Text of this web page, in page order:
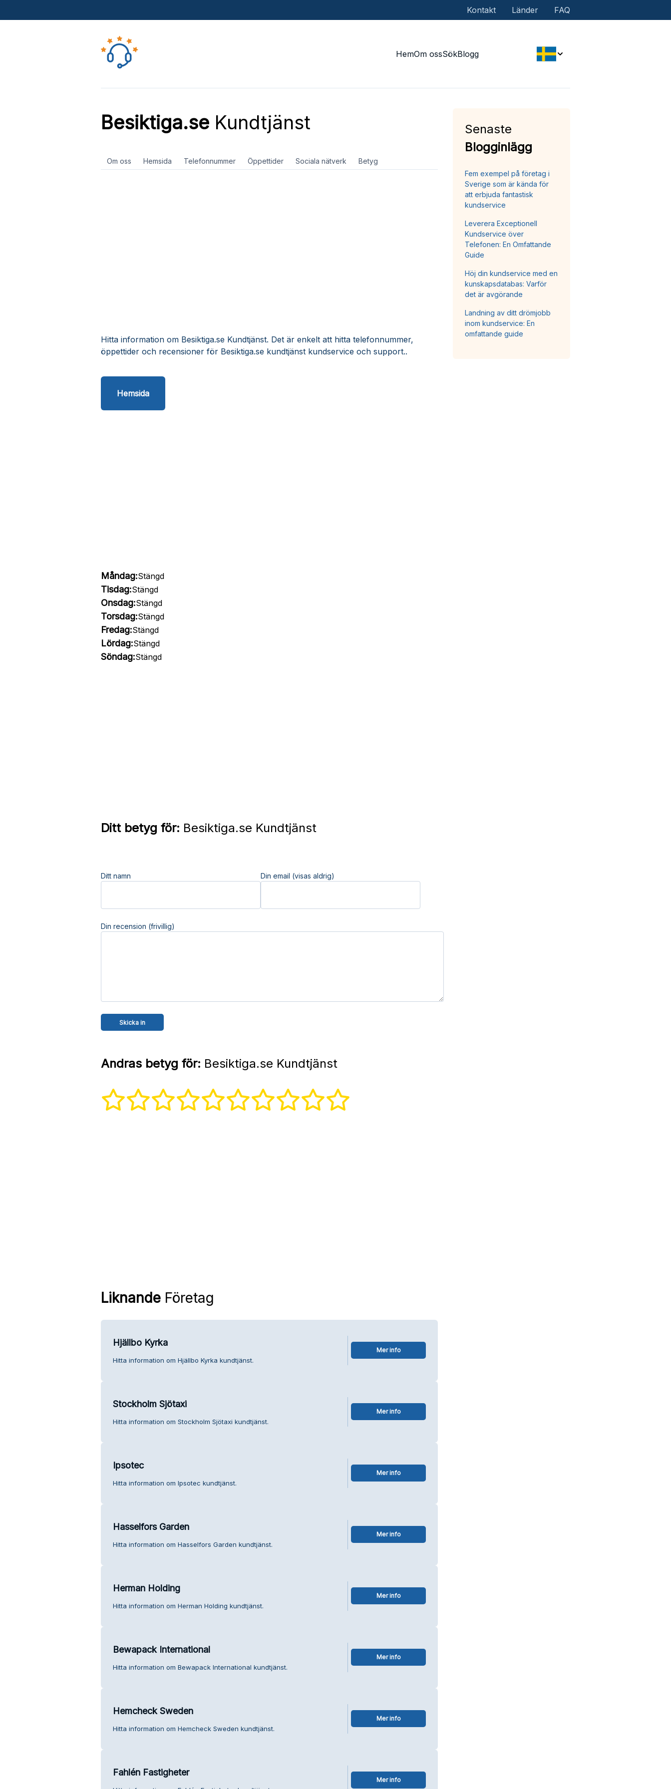
Kontakt Länder FAQ
HemOm ossSökBlogg
Besiktiga.seKundtjänst
Om oss Hemsida Telefonnummer Öppettider Sociala nätverk Betyg
Hitta information om Besiktiga.se Kundtjänst. Det är enkelt att hitta telefonnummer,
öppettider och recensioner för Besiktiga.se kundtjänst kundservice och support..
Hemsida
Måndag:Stängd
Tisdag:Stängd
Onsdag:Stängd
Torsdag:Stängd
Fredag:Stängd
Lördag:Stängd
Söndag:Stängd
Ditt betyg för: Besiktiga.se Kundtjänst
Ditt namn Din email (visas aldrig)
Din recension (frivillig)
Andras betyg för: Besiktiga.se Kundtjänst
LiknandeFöretag
Hjällbo Kyrka
Hitta information om Hjällbo Kyrka kundtjänst.
Mer info
Stockholm Sjötaxi
Hitta information om Stockholm Sjötaxi kundtjänst.
Mer info
Ipsotec
Hitta information om Ipsotec kundtjänst.
Mer info
Hasselfors Garden
Hitta information om Hasselfors Garden kundtjänst.
Mer info
Herman Holding
Hitta information om Herman Holding kundtjänst.
Mer info
Bewapack International
Hitta information om Bewapack International kundtjänst.
Mer info
Hemcheck Sweden
Hitta information om Hemcheck Sweden kundtjänst.
Mer info
Fahlén Fastigheter
Mer info
Senaste
Blogginlägg
Fem exempel på företag i
Sverige som är kända för
att erbjuda fantastisk
kundservice
Leverera Exceptionell
Kundservice över
Telefonen: En Omfattande
Guide
Höj din kundservice med en
kunskapsdatabas: Varför
det är avgörande
Landning av ditt drömjobb
inom kundservice: En
omfattande guide